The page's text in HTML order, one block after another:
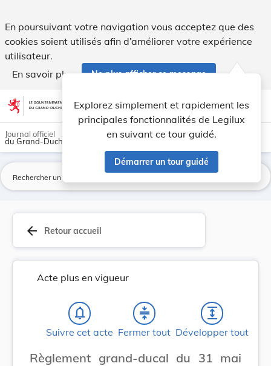
En poursuivant votre navigation vous acceptez que des
cookies soient utilisés afin d’améliorer votre expérience
utilisateur.
En savoir plus
Ne plus afficher ce message
Aller au contenu account_circle help Aide
Explorez simplement et rapidement les
principales fonctionnalités de Legilux
en suivant ce tour guidé.
Démarrer un tour guidé
light_mode dark_mode
Journal officiel
du Grand-Duché de Luxembourg
arrow_back Retour accueil
Acte plus en vigueur
notifications_none
Suivre cet acte
compress
Fermer tout
expand
Développer tout
Règlement grand-ducal du 31 mai